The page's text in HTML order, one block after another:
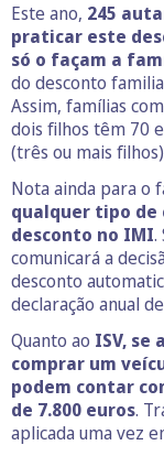
Este ano, 245
praticar este
só o façam a
do desconto
Assim, famílias
dois filhos têm 70
(três ou mais
Nota ainda para o
qualquer tipo de
desconto no IMI.
comunicará a
desconto
declaração anual de
Quanto ao ISV, se
comprar um
podem contar
de 7.800 euros.
aplicada uma vez